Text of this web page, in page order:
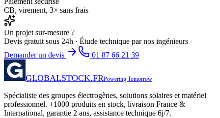
CB, virement, 3× sans frais
Un projet sur-mesure ?
Devis gratuit sous 24h · Étude technique par nos ingénieurs
Demander un devis
01 87 66 21 39
GLOBALSTOCK.FRPowering Tomorrow
Spécialiste des groupes électrogènes, solutions solaires et matériel
professionnel. +1000 produits en stock, livraison France &
International, garantie 2 ans, assistance technique 6j/7.